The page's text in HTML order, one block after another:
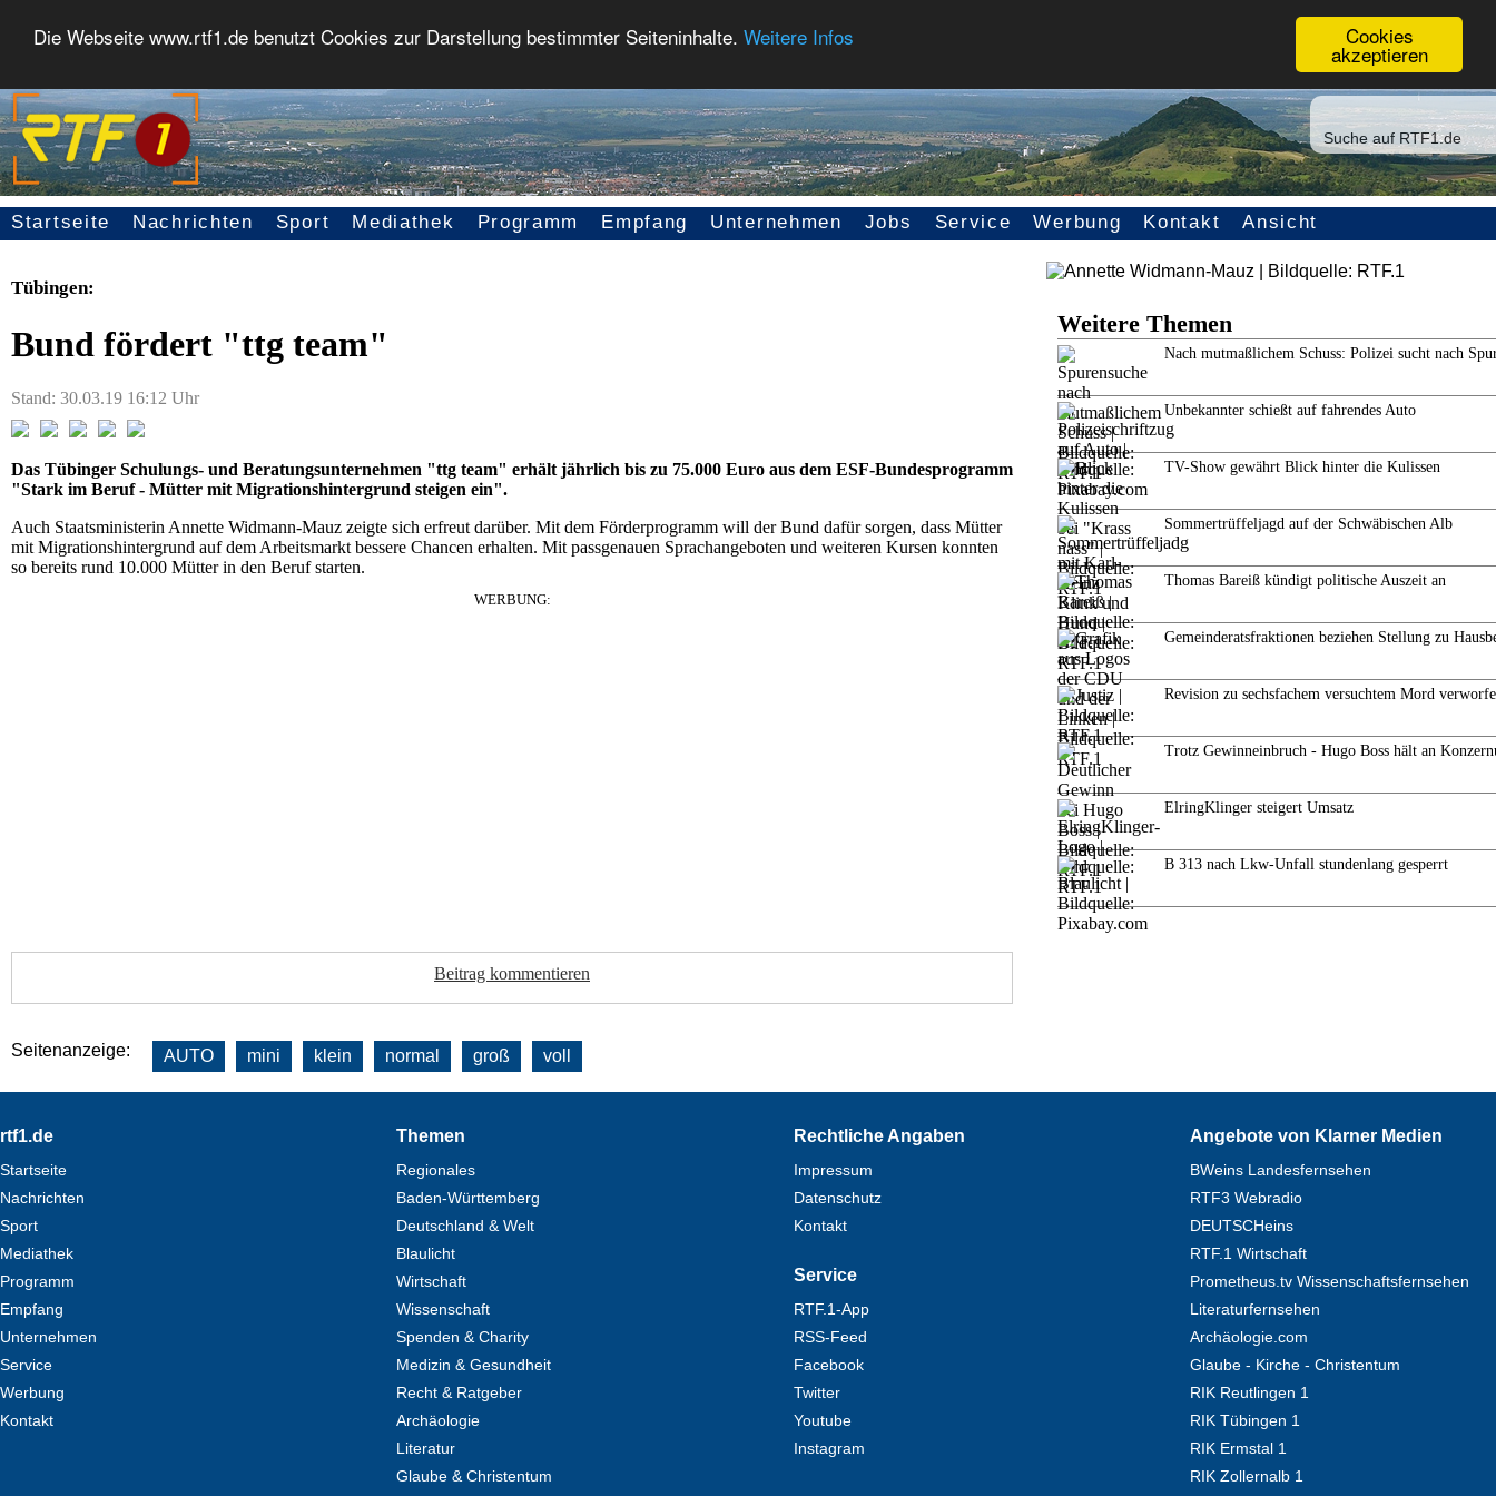
Cookies
akzeptieren
Die Webseite www.rtf1.de benutzt Cookies zur Darstellung bestimmter Seiteninhalte. Weitere Infos
Seitennavigation
Startseite Nachrichten Sport Mediathek Programm Empfang Unternehmen Jobs Service Werbung Kontakt Ansicht
Tübingen:
Bund fördert "ttg team"
Stand: 30.03.19 16:12 Uhr
Das Tübinger Schulungs- und Beratungsunternehmen "ttg team" erhält jährlich bis zu 75.000 Euro aus dem ESF-Bundesprogramm
"Stark im Beruf - Mütter mit Migrationshintergrund steigen ein".
Auch Staatsministerin Annette Widmann-Mauz zeigte sich erfreut darüber. Mit dem Förderprogramm will der Bund dafür sorgen, dass Mütter
mit Migrationshintergrund auf dem Arbeitsmarkt bessere Chancen erhalten. Mit passgenauen Sprachangeboten und weiteren Kursen konnten
so bereits rund 10.000 Mütter in den Beruf starten.
WERBUNG:
Beitrag kommentieren
Weitere Themen
Nach mutmaßlichem Schuss: Polizei sucht nach
Unbekannter schießt auf fahrendes Auto
TV-Show gewährt Blick hinter die Kulissen
Sommertrüffeljagd auf der Schwäbischen Alb
Thomas Bareiß kündigt politische Auszeit an
Gemeinderatsfraktionen beziehen Stellung zu
Revision zu sechsfachem versuchtem Mord
Trotz Gewinneinbruch - Hugo Boss hält an
ElringKlinger steigert Umsatz
B 313 nach Lkw-Unfall stundenlang gesperrt
Seitenanzeige: AUTO mini klein normal groß voll
Footer
rtf1.de
Startseite
Nachrichten
Sport
Mediathek
Programm
Empfang
Unternehmen
Service
Werbung
Kontakt
Themen
Regionales
Baden-Württemberg
Deutschland & Welt
Blaulicht
Wirtschaft
Wissenschaft
Spenden & Charity
Medizin & Gesundheit
Recht & Ratgeber
Archäologie
Literatur
Glaube & Christentum
Rechtliche Angaben
Impressum
Datenschutz
Kontakt
Service
RTF.1-App
RSS-Feed
Facebook
Twitter
Youtube
Instagram
Angebote von Klarner Medien
BWeins Landesfernsehen
RTF3 Webradio
DEUTSCHeins
RTF.1 Wirtschaft
Prometheus.tv Wissenschaftsfernsehen
Literaturfernsehen
Archäologie.com
Glaube - Kirche - Christentum
RIK Reutlingen 1
RIK Tübingen 1
RIK Ermstal 1
RIK Zollernalb 1